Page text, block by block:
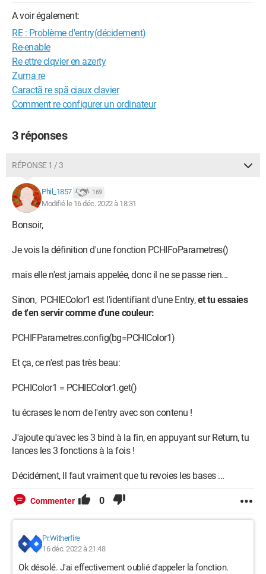
PCHIFParametres.bind('<Return>', PCHIFoGetColor1)
PCHIFParametres.mainloop()
Ceci marche
    PCHIFParametres.title("PCHI ")
    PCHIFParametres.resizable(0, 0)
    PCHIFParametres.config(bg=PCHIColor1)
    PCHIFParametres.geometry("400x200+200+200")
        PCHIColor1 = PCHIEColor1.get()
    def PCHIFoGetColor2(event):
        PCHIColor2 = PCHIEColor2.get()
        PCHIPolice = PCHIEPolice.get()
    PCHIEColor1.pack()
    PCHIEColor2 = Entry(PCHIFParametres, width=30)
    PCHIEPolice.pack()
PCHIFoGetColor1)
    PCHIFParametres.bind('<Return>',
PCHIFoGetColor2)
A voir également:
RE : Problème d'entry(décidement)
Re-enable
Re ettre clqvier en azerty
Zuma re
Caractã re spã ciaux clavier
Comment re configurer un ordinateur
3 réponses
RÉPONSE 1 / 3
Phil_1857 169
Modifié le 16 déc. 2022 à 18:31
Bonsoir,
Je vois la définition d'une fonction PCHIFoParametres()
mais elle n'est jamais appelée, donc il ne se passe rien...
Sinon, PCHIEColor1 est l'identifiant d'une Entry,et tu essaies
de t'en servir comme d'une couleur:
PCHIFParametres.config(bg=PCHIColor1)
Et ça, ce n'est pas très beau:
PCHIColor1 = PCHIEColor1.get()
tu écrases le nom de l'entry avec son contenu !
J'ajoute qu'avec les 3 bind à la fin, en appuyant sur Return, tu
lances les 3 fonctions à la fois !
Décidément, Il faut vraiment que tu revoies les bases ...
Commenter 0
Pr.Witherfire
16 déc. 2022 à 21:48
Ok désolé. J'ai effectivement oublié d'appeler la fonction.